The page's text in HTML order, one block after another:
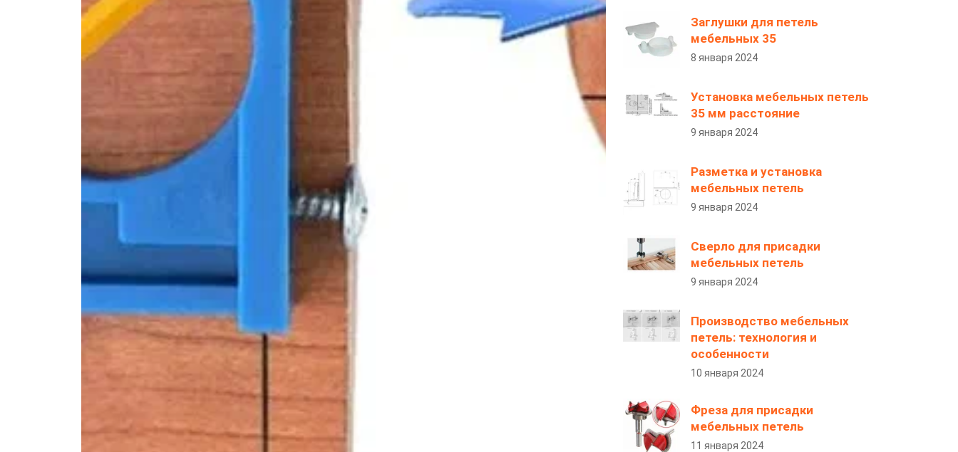
Заглушки для петель
мебельных 35
8 января 2024
Установка мебельных петель
35 мм расстояние
9 января 2024
Разметка и установка
мебельных петель
9 января 2024
Сверло для присадки
мебельных петель
9 января 2024
Производство мебельных
петель: технология и
особенности
10 января 2024
Фреза для присадки
мебельных петель
11 января 2024